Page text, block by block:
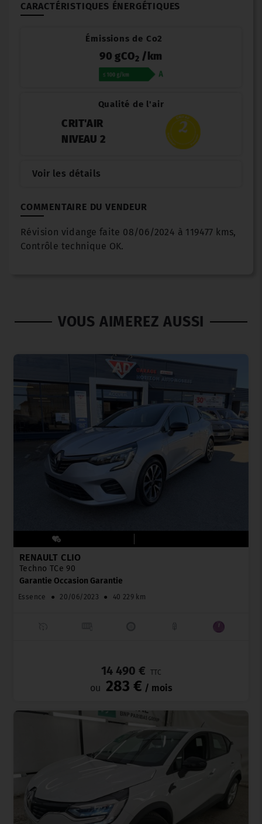
CARACTÉRISTIQUES ÉNERGÉTIQUES
Émissions de Co2
90 gCO2 /km
Qualité de l'air
CRIT'AIR
NIVEAU 2
Voir les détails
COMMENTAIRE DU VENDEUR
Révision vidange faite 08/06/2024 à 119477 kms,
Contrôle technique OK.
VOUS AIMEREZ AUSSI
RENAULT CLIO
Techno TCe 90
Garantie Occasion Garantie
Essence ● 20/06/2023 ● 40 229 km
14 490 € TTC
ou 283 € / mois